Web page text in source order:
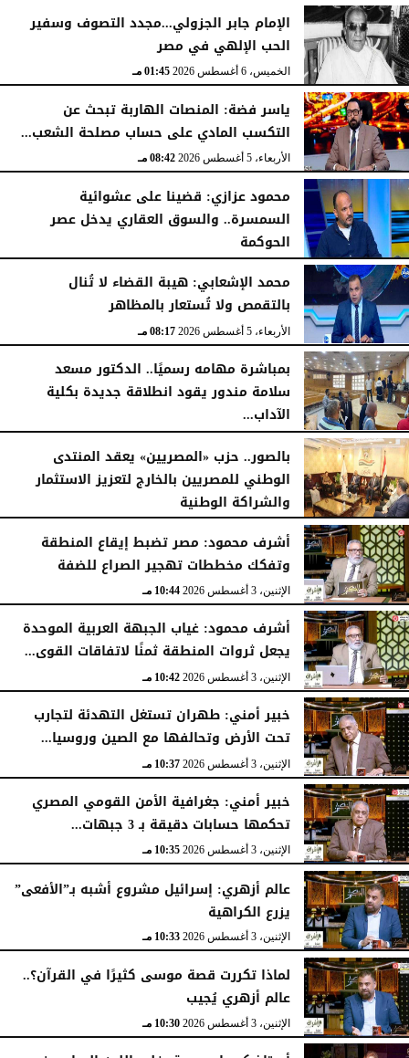
الخميس، 6 أغسطس 2026
الإمام جابر الجزولي...مجدد التصوف وسفير
الحب الإلهي في مصر
الخميس، 6 أغسطس 2026 01:45 مـ
ياسر فضة: المنصات الهاربة تبحث عن
التكسب المادي على حساب مصلحة الشعب...
الأربعاء، 5 أغسطس 2026 08:42 مـ
محمود عزازي: قضينا على عشوائية
السمسرة.. والسوق العقاري يدخل عصر
الحوكمة
الأربعاء، 5 أغسطس 2026
محمد الإشعابي: هيبة القضاء لا تُنال
بالتقمص ولا تُستعار بالمظاهر
الأربعاء، 5 أغسطس 2026 08:17 مـ
بمباشرة مهامه رسميًا.. الدكتور مسعد
سلامة مندور يقود انطلاقة جديدة بكلية
الآداب...
الأربعاء، 5 أغسطس 2026
بالصور.. حزب «المصريين» يعقد المنتدى
الوطني للمصريين بالخارج لتعزيز الاستثمار
والشراكة الوطنية
الثلاثاء، 4 أغسطس 2026
أشرف محمود: مصر تضبط إيقاع المنطقة
وتفكك مخططات تهجير الصراع للضفة
الإثنين، 3 أغسطس 2026 10:44 مـ
أشرف محمود: غياب الجبهة العربية الموحدة
يجعل ثروات المنطقة ثمنًا لاتفاقات القوى...
الإثنين، 3 أغسطس 2026 10:42 مـ
خبير أمني: طهران تستغل التهدئة لتجارب
تحت الأرض وتحالفها مع الصين وروسيا...
الإثنين، 3 أغسطس 2026 10:37 مـ
خبير أمني: جغرافية الأمن القومي المصري
تحكمها حسابات دقيقة بـ 3 جبهات...
الإثنين، 3 أغسطس 2026 10:35 مـ
عالم أزهري: إسرائيل مشروع أشبه بـ”الأفعى”
يزرع الكراهية
الإثنين، 3 أغسطس 2026 10:33 مـ
لماذا تكررت قصة موسى كثيرًا في القرآن؟..
عالم أزهري يُجيب
الإثنين، 3 أغسطس 2026 10:30 مـ